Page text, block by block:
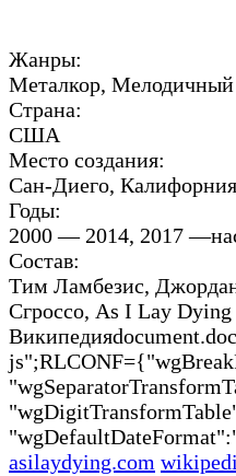
Жанры:
Металкор, Мелодичный
Страна:
США
Место создания:
Сан-Диего, Калифорния
Годы:
2000 — 2014, 2017
Состав:
Тим Ламбезис,
Сгроссо, As I Lay
asilaydying.com